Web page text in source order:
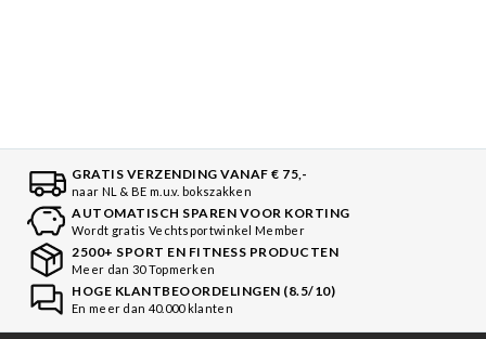
GRATIS VERZENDING VANAF € 75,-
naar NL & BE m.u.v. bokszakken
AUTOMATISCH SPAREN VOOR KORTING
Wordt gratis Vechtsportwinkel Member
2500+ SPORT EN FITNESS PRODUCTEN
Meer dan 30 Topmerken
HOGE KLANTBEOORDELINGEN (8.5/10)
En meer dan 40.000 klanten